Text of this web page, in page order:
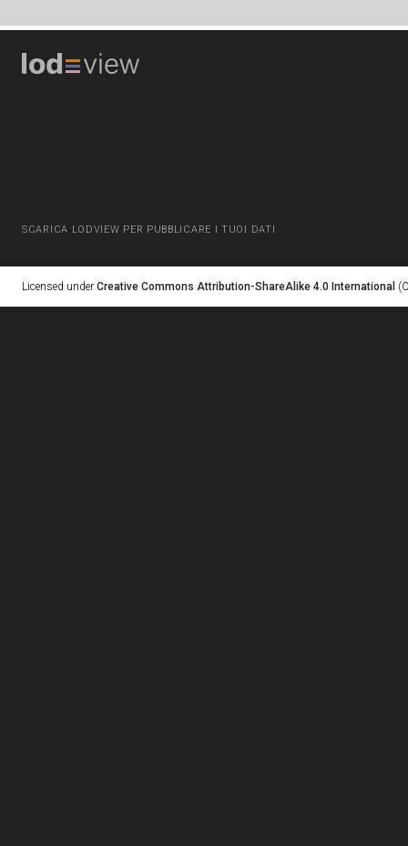
SCARICA LODVIEW PER PUBBLICARE I TUOI DATI
Licensed under Creative Commons Attribution-ShareAlike 4.0 International